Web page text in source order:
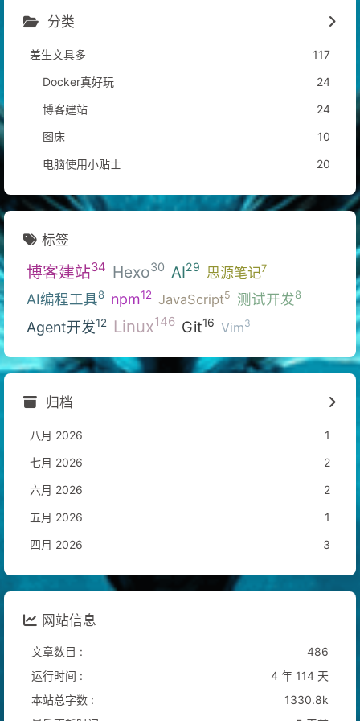
分类
差生文具多
117
Docker真好玩
24
博客建站
24
图床
10
电脑使用小贴士
20
标签
博客建站34 Hexo30 AI29 思源笔记7
AI编程工具8 npm12 JavaScript5 测试开发8
Agent开发12 Linux146 Git16 Vim3
归档
八月 2026
1
七月 2026
2
六月 2026
2
五月 2026
1
四月 2026
3
网站信息
文章数目 :
486
运行时间 :
4 年 114 天
本站总字数 :
1330.8k